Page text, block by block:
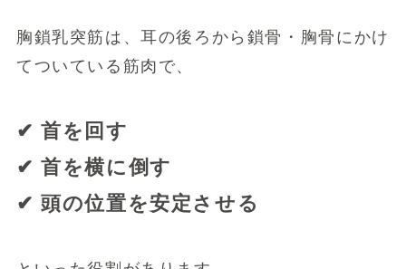
胸鎖乳突筋は、耳の後ろから鎖骨・胸骨にかけ
てついている筋肉で、
✔ 首を回す
✔ 首を横に倒す
✔ 頭の位置を安定させる